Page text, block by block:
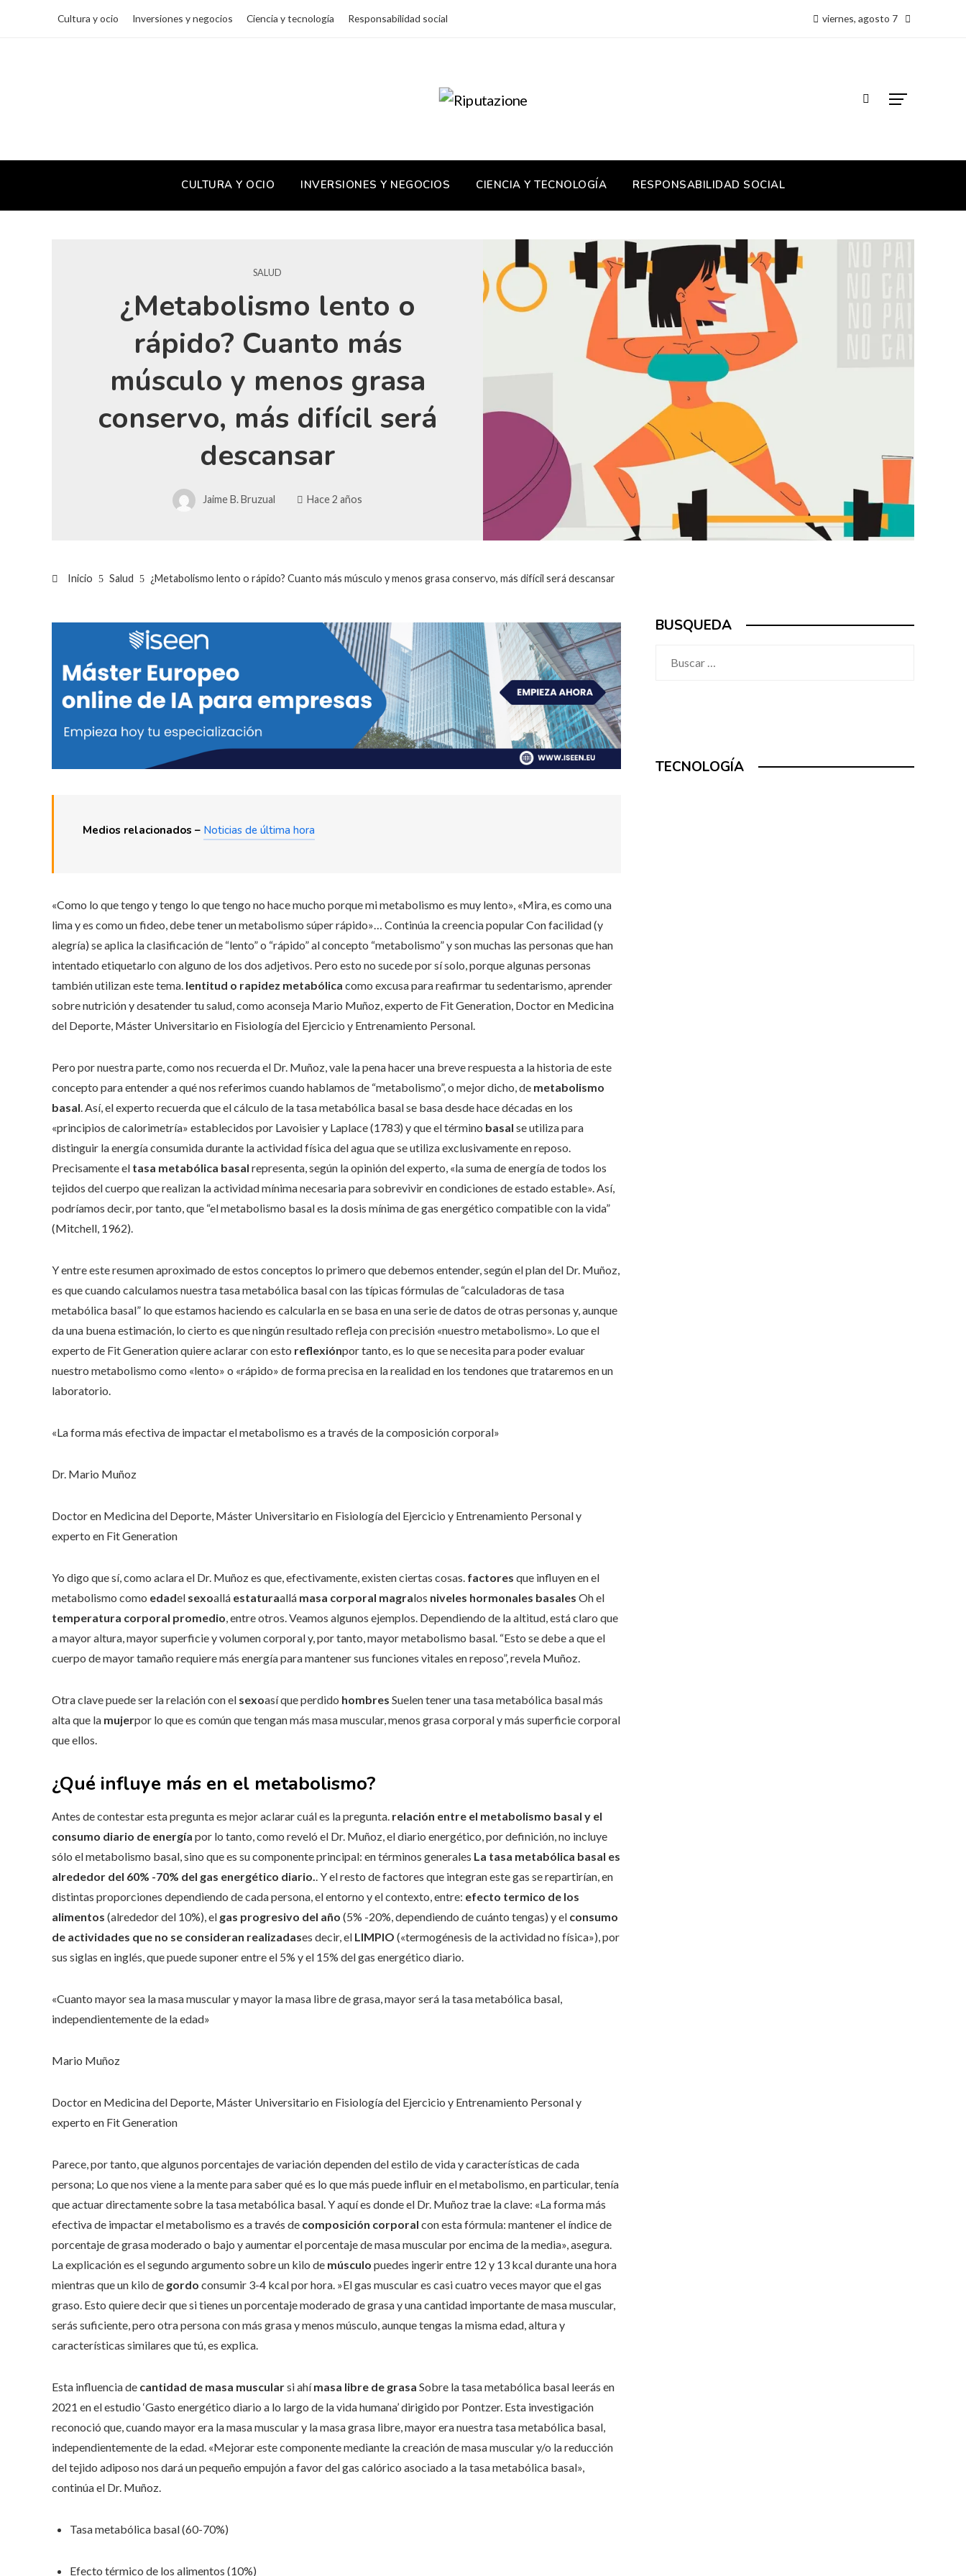
Cultura y ocio Inversiones y negocios Ciencia y tecnología Responsabilidad social viernes, agosto 7
CULTURA Y OCIO INVERSIONES Y NEGOCIOS CIENCIA Y TECNOLOGÍA RESPONSABILIDAD SOCIAL
SALUD
¿Metabolismo lento o
rápido? Cuanto más
músculo y menos grasa
conservo, más difícil será
descansar
Jaime B. Bruzual Hace 2 años
Inicio Salud ¿Metabolismo lento o rápido? Cuanto más músculo y menos grasa conservo, más difícil será descansar
Medios relacionados – Noticias de última hora
«Como lo que tengo y tengo lo que tengo no hace mucho porque mi metabolismo es muy lento», «Mira, es como una
lima y es como un fideo, debe tener un metabolismo súper rápido»… Continúa la creencia popular Con facilidad (y
alegría) se aplica la clasificación de “lento” o “rápido” al concepto “metabolismo” y son muchas las personas que han
intentado etiquetarlo con alguno de los dos adjetivos. Pero esto no sucede por sí solo, porque algunas personas
también utilizan este tema. lentitud o rapidez metabólica como excusa para reafirmar tu sedentarismo, aprender
sobre nutrición y desatender tu salud, como aconseja Mario Muñoz, experto de Fit Generation, Doctor en Medicina
del Deporte, Máster Universitario en Fisiología del Ejercicio y Entrenamiento Personal.
Pero por nuestra parte, como nos recuerda el Dr. Muñoz, vale la pena hacer una breve respuesta a la historia de este
concepto para entender a qué nos referimos cuando hablamos de “metabolismo”, o mejor dicho, de metabolismo
basal. Así, el experto recuerda que el cálculo de la tasa metabólica basal se basa desde hace décadas en los
«principios de calorimetría» establecidos por Lavoisier y Laplace (1783) y que el término basal se utiliza para
distinguir la energía consumida durante la actividad física del agua que se utiliza exclusivamente en reposo.
Precisamente el tasa metabólica basal representa, según la opinión del experto, «la suma de energía de todos los
tejidos del cuerpo que realizan la actividad mínima necesaria para sobrevivir en condiciones de estado estable». Así,
podríamos decir, por tanto, que “el metabolismo basal es la dosis mínima de gas energético compatible con la vida”
(Mitchell, 1962).
Y entre este resumen aproximado de estos conceptos lo primero que debemos entender, según el plan del Dr. Muñoz,
es que cuando calculamos nuestra tasa metabólica basal con las típicas fórmulas de “calculadoras de tasa
metabólica basal” lo que estamos haciendo es calcularla en se basa en una serie de datos de otras personas y, aunque
da una buena estimación, lo cierto es que ningún resultado refleja con precisión «nuestro metabolismo». Lo que el
experto de Fit Generation quiere aclarar con esto reflexiónpor tanto, es lo que se necesita para poder evaluar
nuestro metabolismo como «lento» o «rápido» de forma precisa en la realidad en los tendones que trataremos en un
laboratorio.
«La forma más efectiva de impactar el metabolismo es a través de la composición corporal»
Dr. Mario Muñoz
Doctor en Medicina del Deporte, Máster Universitario en Fisiología del Ejercicio y Entrenamiento Personal y
experto en Fit Generation
Yo digo que sí, como aclara el Dr. Muñoz es que, efectivamente, existen ciertas cosas. factores que influyen en el
metabolismo como edadel sexoallá estaturaallá masa corporal magralos niveles hormonales basales Oh el
temperatura corporal promedio, entre otros. Veamos algunos ejemplos. Dependiendo de la altitud, está claro que
a mayor altura, mayor superficie y volumen corporal y, por tanto, mayor metabolismo basal. “Esto se debe a que el
cuerpo de mayor tamaño requiere más energía para mantener sus funciones vitales en reposo”, revela Muñoz.
Otra clave puede ser la relación con el sexoasí que perdido hombres Suelen tener una tasa metabólica basal más
alta que la mujerpor lo que es común que tengan más masa muscular, menos grasa corporal y más superficie corporal
que ellos.
¿Qué influye más en el metabolismo?
Antes de contestar esta pregunta es mejor aclarar cuál es la pregunta. relación entre el metabolismo basal y el
consumo diario de energía por lo tanto, como reveló el Dr. Muñoz, el diario energético, por definición, no incluye
sólo el metabolismo basal, sino que es su componente principal: en términos generales La tasa metabólica basal es
alrededor del 60% -70% del gas energético diario.. Y el resto de factores que integran este gas se repartirían, en
distintas proporciones dependiendo de cada persona, el entorno y el contexto, entre: efecto termico de los
alimentos (alrededor del 10%), el gas progresivo del año (5% -20%, dependiendo de cuánto tengas) y el consumo
de actividades que no se consideran realizadases decir, el LIMPIO («termogénesis de la actividad no física»), por
sus siglas en inglés, que puede suponer entre el 5% y el 15% del gas energético diario.
«Cuanto mayor sea la masa muscular y mayor la masa libre de grasa, mayor será la tasa metabólica basal,
independientemente de la edad»
Mario Muñoz
Doctor en Medicina del Deporte, Máster Universitario en Fisiología del Ejercicio y Entrenamiento Personal y
experto en Fit Generation
Parece, por tanto, que algunos porcentajes de variación dependen del estilo de vida y características de cada
persona; Lo que nos viene a la mente para saber qué es lo que más puede influir en el metabolismo, en particular, tenía
que actuar directamente sobre la tasa metabólica basal. Y aquí es donde el Dr. Muñoz trae la clave: «La forma más
efectiva de impactar el metabolismo es a través de composición corporal con esta fórmula: mantener el índice de
porcentaje de grasa moderado o bajo y aumentar el porcentaje de masa muscular por encima de la media», asegura.
La explicación es el segundo argumento sobre un kilo de músculo puedes ingerir entre 12 y 13 kcal durante una hora
mientras que un kilo de gordo consumir 3-4 kcal por hora. »El gas muscular es casi cuatro veces mayor que el gas
graso. Esto quiere decir que si tienes un porcentaje moderado de grasa y una cantidad importante de masa muscular,
serás suficiente, pero otra persona con más grasa y menos músculo, aunque tengas la misma edad, altura y
características similares que tú, es explica.
Esta influencia de cantidad de masa muscularsi ahímasa libre de grasa Sobre la tasa metabólica basal leerás en
2021 en el estudio ‘Gasto energético diario a lo largo de la vida humana’ dirigido por Pontzer. Esta investigación
reconoció que, cuando mayor era la masa muscular y la masa grasa libre, mayor era nuestra tasa metabólica basal,
independientemente de la edad. «Mejorar este componente mediante la creación de masa muscular y/o la reducción
del tejido adiposo nos dará un pequeño empujón a favor del gas calórico asociado a la tasa metabólica basal»,
continúa el Dr. Muñoz.
Tasa metabólica basal (60-70%)
Efecto térmico de los alimentos (10%)
BUSQUEDA
TECNOLOGÍA